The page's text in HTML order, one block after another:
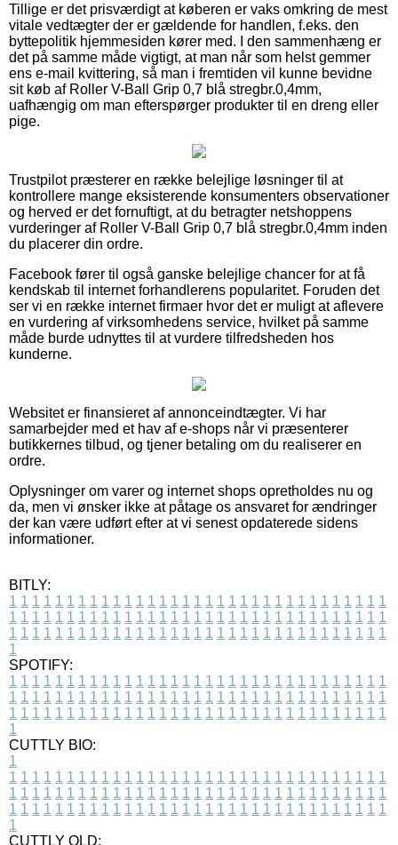
Tillige er det prisværdigt at køberen er vaks omkring de mest
vitale vedtægter der er gældende for handlen, f.eks. den
byttepolitik hjemmesiden kører med. I den sammenhæng er
det på samme måde vigtigt, at man når som helst gemmer
ens e-mail kvittering, så man i fremtiden vil kunne bevidne
sit køb af Roller V-Ball Grip 0,7 blå stregbr.0,4mm,
uafhængig om man efterspørger produkter til en dreng eller
pige.
Trustpilot præsterer en række belejlige løsninger til at
kontrollere mange eksisterende konsumenters observationer
og herved er det fornuftigt, at du betragter netshoppens
vurderinger af Roller V-Ball Grip 0,7 blå stregbr.0,4mm inden
du placerer din ordre.
Facebook fører til også ganske belejlige chancer for at få
kendskab til internet forhandlerens popularitet. Foruden det
ser vi en række internet firmaer hvor det er muligt at aflevere
en vurdering af virksomhedens service, hvilket på samme
måde burde udnyttes til at vurdere tilfredsheden hos
kunderne.
Websitet er finansieret af annonceindtægter. Vi har
samarbejder med et hav af e-shops når vi præsenterer
butikkernes tilbud, og tjener betaling om du realiserer en
ordre.
Oplysninger om varer og internet shops opretholdes nu og
da, men vi ønsker ikke at påtage os ansvaret for ændringer
der kan være udført efter at vi senest opdaterede sidens
informationer.
BITLY:
1 1 1 1 1 1 1 1 1 1 1 1 1 1 1 1 1 1 1 1 1 1 1 1 1 1 1 1 1 1 1 1 1
1 1 1 1 1 1 1 1 1 1 1 1 1 1 1 1 1 1 1 1 1 1 1 1 1 1 1 1 1 1 1 1 1
1 1 1 1 1 1 1 1 1 1 1 1 1 1 1 1 1 1 1 1 1 1 1 1 1 1 1 1 1 1 1 1 1
1
SPOTIFY:
1 1 1 1 1 1 1 1 1 1 1 1 1 1 1 1 1 1 1 1 1 1 1 1 1 1 1 1 1 1 1 1 1
1 1 1 1 1 1 1 1 1 1 1 1 1 1 1 1 1 1 1 1 1 1 1 1 1 1 1 1 1 1 1 1 1
1 1 1 1 1 1 1 1 1 1 1 1 1 1 1 1 1 1 1 1 1 1 1 1 1 1 1 1 1 1 1 1 1
1
CUTTLY BIO:
1
1 1 1 1 1 1 1 1 1 1 1 1 1 1 1 1 1 1 1 1 1 1 1 1 1 1 1 1 1 1 1 1 1
1 1 1 1 1 1 1 1 1 1 1 1 1 1 1 1 1 1 1 1 1 1 1 1 1 1 1 1 1 1 1 1 1
1 1 1 1 1 1 1 1 1 1 1 1 1 1 1 1 1 1 1 1 1 1 1 1 1 1 1 1 1 1 1 1 1
1
CUTTLY OLD: